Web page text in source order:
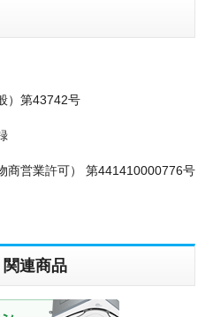
）第43742号
商営業許可） 第441410000776号
連商品